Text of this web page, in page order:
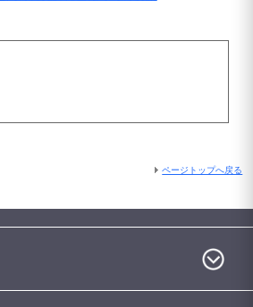
ページトップへ戻る